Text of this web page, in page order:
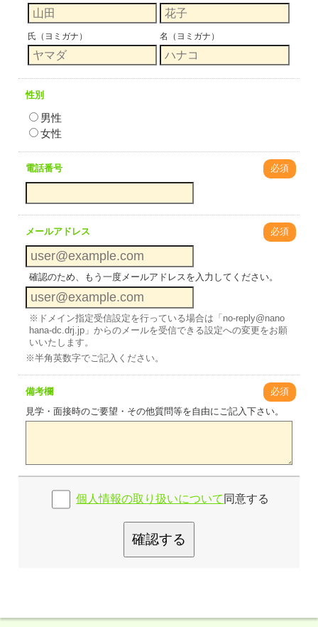
氏（ヨミガナ） 名（ヨミガナ）
性別
男性
女性
電話番号 必須
メールアドレス 必須
確認のため、もう一度メールアドレスを入力してください。
※ドメイン指定受信設定を行っている場合は「no-reply@nano
hana-dc.drj.jp」からのメールを受信できる設定への変更をお願
いいたします。
※半角英数字でご記入ください。
備考欄
必須
見学・面接時のご要望・その他質問等を自由にご記入下さい。
個人情報の取り扱いについて 同意する
確認する